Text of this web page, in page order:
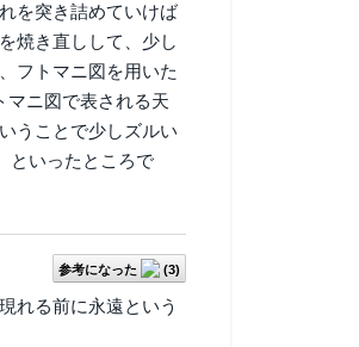
を突き詰めていけば
焼き直しして、少し
フトマニ図を用いた
マニ図で表される天
うことで少しズルい
といったところで
参考になった (3)
れる前に永遠という